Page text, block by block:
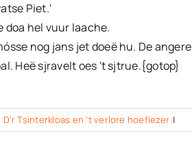
Piet.'
doa hel vuur laache.
nog jans jet doeë hu. De
Heë sjravelt oes 't sjtrue.{gotop}
D'r Tsinterkloas en 't verlore hoefiezer |